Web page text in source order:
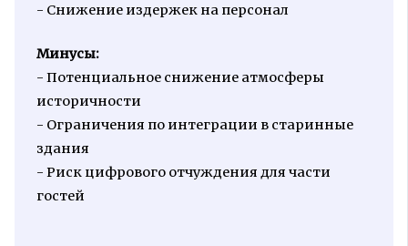
- Снижение издержек на персонал
Минусы:
- Потенциальное снижение атмосферы
историчности
- Ограничения по интеграции в старинные
здания
- Риск цифрового отчуждения для части
гостей